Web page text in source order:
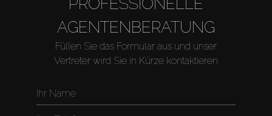
PROFESSIONELLE
AGENTENBERATUNG
Füllen Sie das Formular aus und unser
Vertreter wird Sie in Kürze kontaktieren